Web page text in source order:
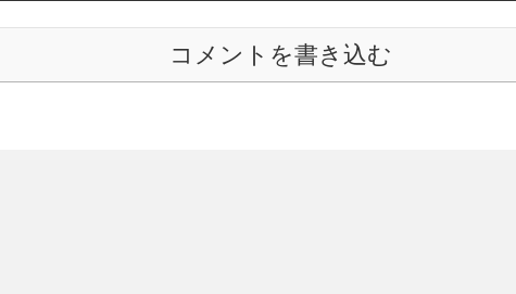
コメントを書き込む